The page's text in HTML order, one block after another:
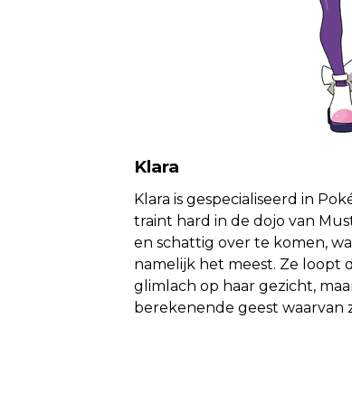
Klara
Klara is gespecialiseerd in
traint hard in de dojo van
en schattig over te komen,
namelijk het meest. Ze loopt
glimlach op haar gezicht,
berekenende geest waarvan